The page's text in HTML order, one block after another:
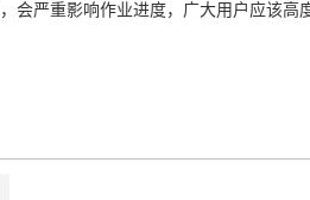
严重影响作业进度，广大用户应该高度